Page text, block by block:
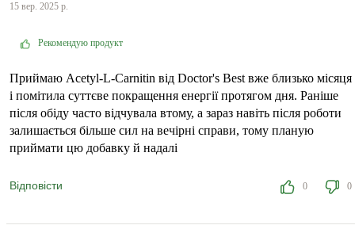
15 вер. 2025 р.
Рекомендую продукт
Приймаю Acetyl-L-Carnitin від Doctor's Best вже близько місяця
і помітила суттєве покращення енергії протягом дня. Раніше
після обіду часто відчувала втому, а зараз навіть після роботи
залишається більше сил на вечірні справи, тому планую
приймати цю добавку й надалі
Відповісти 0 0